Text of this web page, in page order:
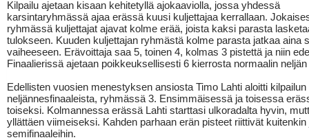
Kilpailu ajetaan kisaan kehitetyllä ajokaaviolla, jossa yhdessä
karsintaryhmässä ajaa erässä kuusi kuljettajaa kerrallaan.
ryhmässä kuljettajat ajavat kolme erää, joista kaksi parasta
tulokseen. Kuuden kuljettajan ryhmästä kolme parasta jatkaa aina
vaiheeseen. Erävoittaja saa 5, toinen 4, kolmas 3 pistettä ja niin
Finaalierissä ajetaan poikkeuksellisesti 6 kierrosta normaalin
Edellisten vuosien menestyksen ansiosta Timo Lahti aloitti
neljännesfinaaleista, ryhmässä 3. Ensimmäisessä ja toisessa
toiseksi. Kolmannessa erässä Lahti starttasi ulkoradalta hyvin,
yllättäen viimeiseksi. Kahden parhaan erän pisteet riittivät kuitenkin
semifinaaleihin.